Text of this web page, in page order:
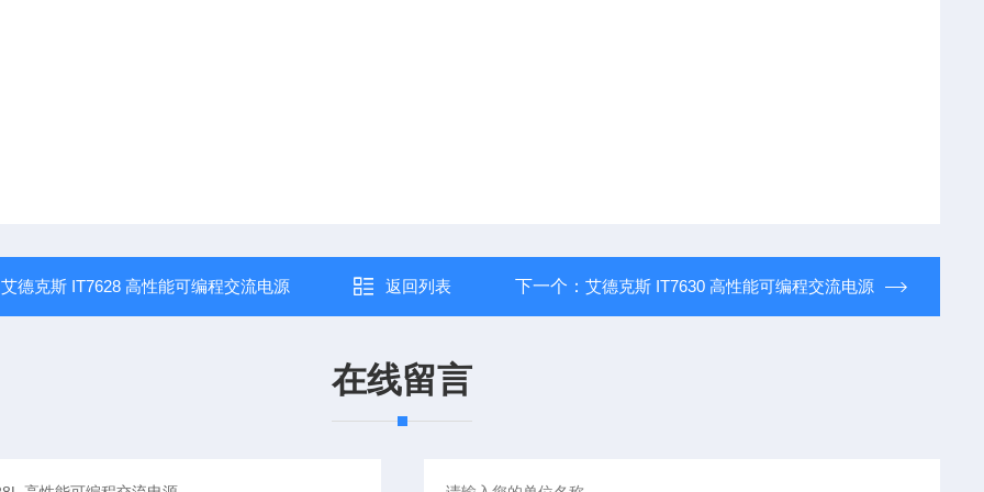
艾德克斯 IT7628 高性能可编程交流电源 返回列表 下一个： 艾德克斯 IT7630 高性能可编程交流电源
在线留言